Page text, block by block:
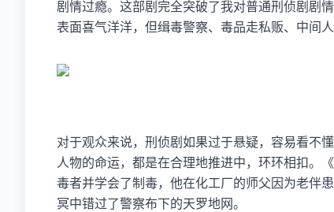
剧情过瘾。这部剧完全突破了我对普通刑侦剧剧
表面喜气洋洋，但缉毒警察、毒品走私贩、中间
对于观众来说，刑侦剧如果过于悬疑，容易看不
人物的命运，都是在合理地推进中，环环相扣。
毒者并学会了制毒，他在化工厂的师父因为老伴
冥中错过了警察布下的天罗地网。